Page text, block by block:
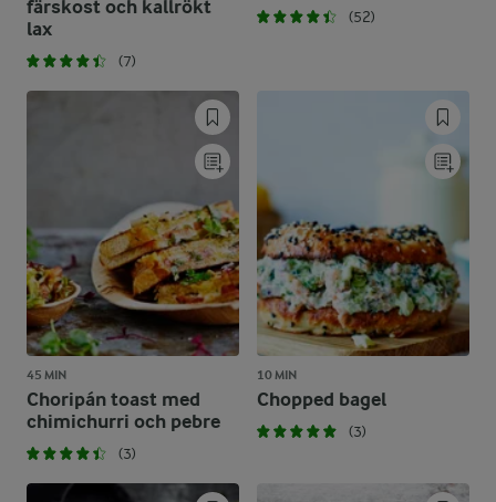
färskost och kallrökt
lax
(7)
(52)
45 MIN
Choripán toast med
chimichurri och pebre
(3)
10 MIN
Chopped bagel
(3)